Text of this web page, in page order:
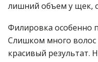
лишний объем у щек,
Филировка особенно
Слишком много волос
красивый результат.